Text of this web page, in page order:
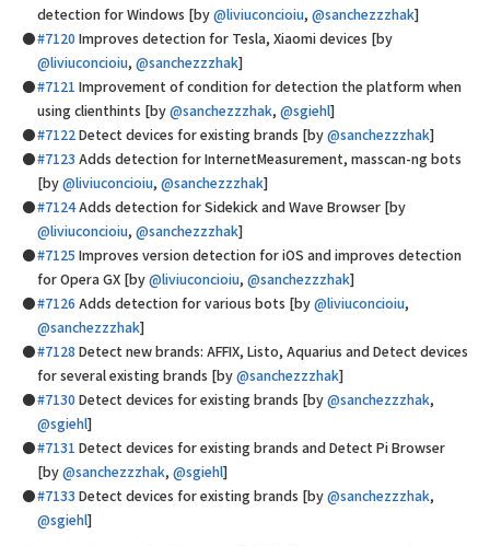
detection for Windows [by@liviuconcioiu, @sanchezzzhak]
#7120 Improves detection for Tesla, Xiaomi devices [by
@liviuconcioiu, @sanchezzzhak]
#7121 Improvement of condition for detection the platform when
using clienthints [by@sanchezzzhak, @sgiehl]
#7122Detect devices for existing brands [by@sanchezzzhak]
#7123 Adds detection for InternetMeasurement, masscan-ng bots
[by@liviuconcioiu, @sanchezzzhak]
#7124Adds detection for Sidekick and Wave Browser [by
@liviuconcioiu, @sanchezzzhak]
#7125 Improves version detection for iOS and improves detection
for Opera GX [by@liviuconcioiu, @sanchezzzhak]
#7126 Adds detection for various bots [by@liviuconcioiu,
@sanchezzzhak]
#7128 Detect new brands: AFFIX, Listo, Aquarius and Detect devices
for several existing brands [by@sanchezzzhak]
#7130 Detect devices for existing brands [by@sanchezzzhak,
@sgiehl]
#7131 Detect devices for existing brands and Detect Pi Browser
[by@sanchezzzhak, @sgiehl]
#7133 Detect devices for existing brands [by@sanchezzzhak,
@sgiehl]